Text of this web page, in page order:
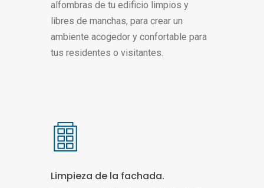
alfombras de tu edificio limpios y
libres de manchas, para crear un
ambiente acogedor y confortable para
tus residentes o visitantes.
Limpieza de la fachada.